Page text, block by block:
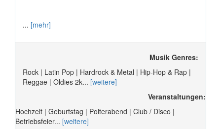
... [mehr]
Musik Genres:
Rock | Latin Pop | Hardrock & Metal | Hip-Hop & Rap |
Reggae | Oldies 2k... [weitere]
Veranstaltungen:
Hochzeit | Geburtstag | Polterabend | Club / Disco |
Betriebsfeier... [weitere]